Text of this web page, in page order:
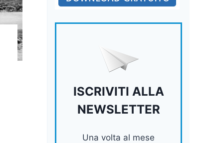
ISCRIVITI ALLA
NEWSLETTER
Una volta al mese